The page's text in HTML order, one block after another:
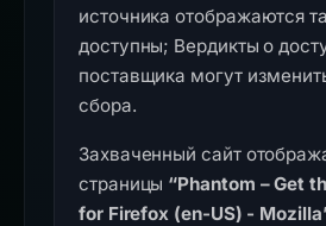
источника отображаются
доступны; Вердикты о
поставщика могут
сбора.
Захваченный сайт
страницы “Phantom – Get
for Firefox (en-US) -